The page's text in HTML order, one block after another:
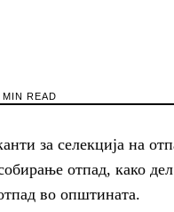
MIN READ
за селекција на
отпад, како
во општината.